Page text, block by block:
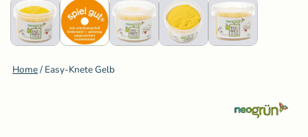
Home/ Easy-Knete Gelb